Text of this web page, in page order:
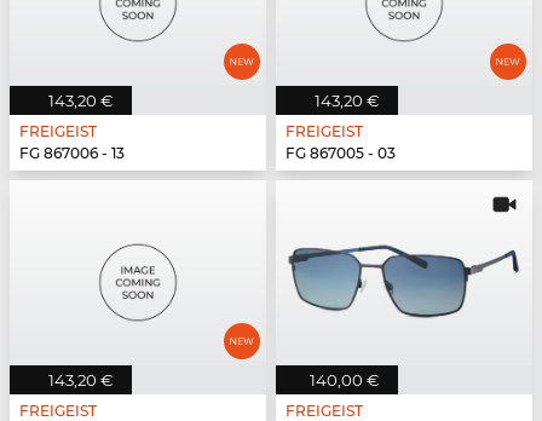
143,20 €
FREIGEIST
FG 867006 - 13
143,20 €
FREIGEIST
FG 867005 - 03
143,20 €
FREIGEIST
140,00 €
FREIGEIST